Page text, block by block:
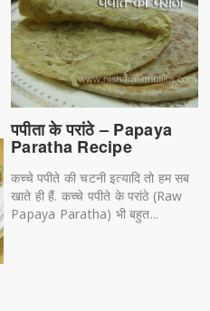
पपीता के परांठे – Papaya
Paratha Recipe
कच्चे पपीते की चटनी इत्यादि तो हम सब
खाते ही हैं. कच्चे पपीते के परांठे (Raw
Papaya Paratha) भी बहुत...